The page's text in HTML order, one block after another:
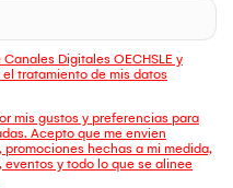
Digitales OECHSLE y
tratamiento de mis datos
mis gustos y preferencias para
Acepto que me envien
hechas a mi medida,
y todo lo que se alinee